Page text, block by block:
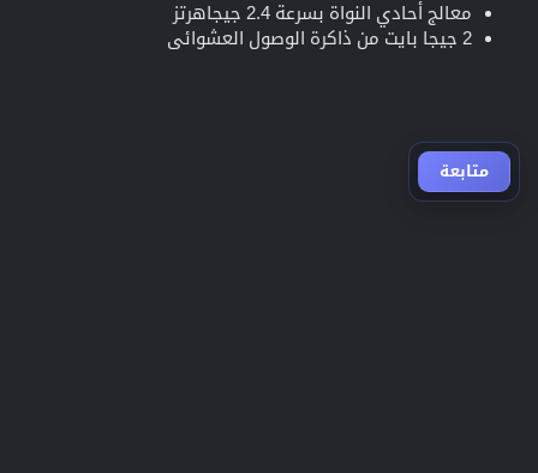
معالج أحادي النواة بسرعة 2.4 جيجاهرتز
2 جيجا بايت من ذاكرة الوصول العشوائي
متابعة